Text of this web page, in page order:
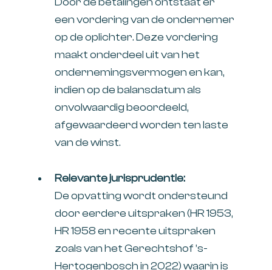
een vordering van de ondernemer
op de oplichter. Deze vordering
maakt onderdeel uit van het
ondernemingsvermogen en kan,
indien op de balansdatum als
onvolwaardig beoordeeld,
afgewaardeerd worden ten laste
van de winst.
Relevante jurisprudentie:
De opvatting wordt ondersteund
door eerdere uitspraken (HR 1953,
HR 1958 en recente uitspraken
zoals van het Gerechtshof ’s-
Hertogenbosch in 2022) waarin is